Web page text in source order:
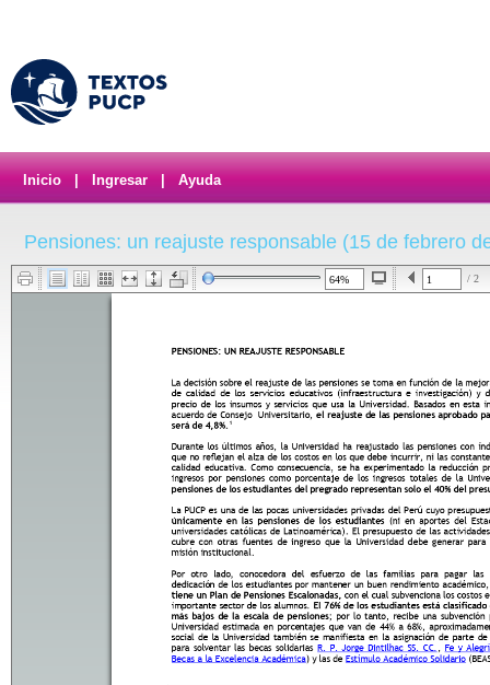
Inicio Ingresar Ayuda
Pensiones: un reajuste responsable (15 de febrero
/ 2